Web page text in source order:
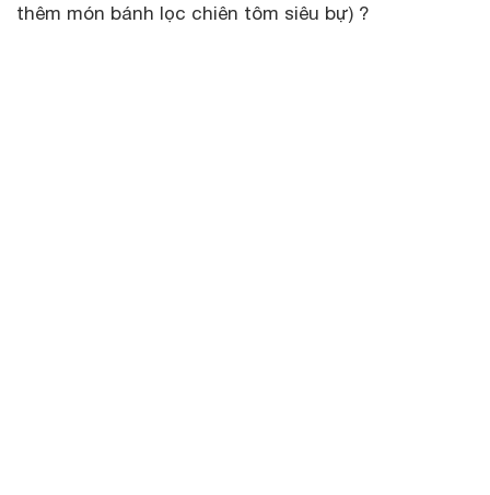
thêm món bánh lọc chiên tôm siêu bự) ?